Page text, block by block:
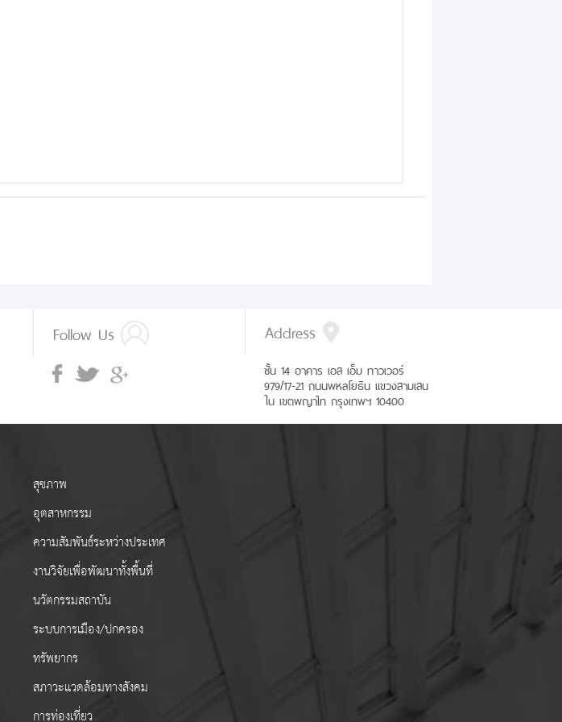
Follow Us Address
ชั้น 14 อาคาร เอส เอ็ม ทาวเวอร์
979/17-21 ถนนพหลโยธิน แขวงสามเสน
ใน เขตพญาไท กรุงเทพฯ 10400
สุขภาพ
อุตสาหกรรม
ความสัมพันธ์ระหว่างประเทศ
งานวิจัยเพื่อพัฒนาทั้งพื้นที่
นวัตกรรมสถาบัน
ระบบการเมือง/ปกครอง
ทรัพยากร
สภาวะแวดล้อมทางสังคม
การท่องเที่ยว